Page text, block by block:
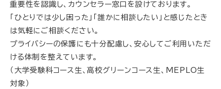
重要性を認識し、カウンセラー窓口を設けております。
「ひとりでは少し困った」「誰かに相談したい」と感じたとき
は気軽にご相談ください。
プライバシーの保護にも十分配慮し、安心してご利用いただ
ける体制を整えています。
（大学受験科コース生、高校グリーンコース生、MEPLO生
対象）